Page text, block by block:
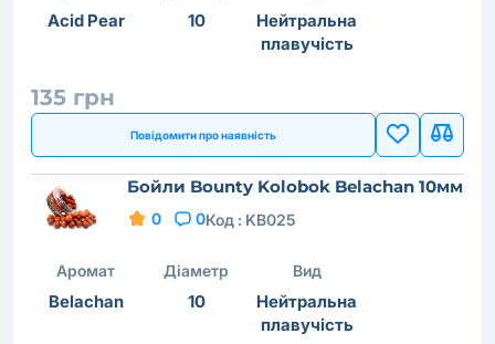
Acid Pear 10
Нейтральна
плавучість
135 грн
Повідомити про наявність
Бойли Bounty Kolobok Belachan 10мм
0 0Код : KB025
Аромат
Belachan
Діаметр
10
Вид
Нейтральна
плавучість